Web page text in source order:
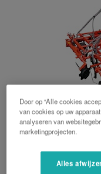
Het
Door op “Alle cookies
van cookies op uw
analyseren van
marketingprojecten.
Alles